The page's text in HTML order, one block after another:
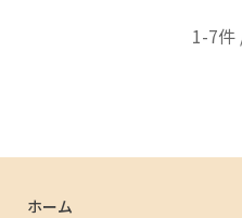
1-7件
ホーム